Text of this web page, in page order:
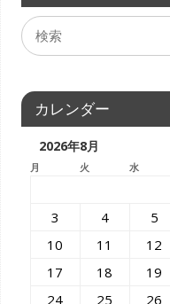
カレンダー
2026年8月
月 火 水
3
4 5
10
11 12
17
18 19
24
25 26